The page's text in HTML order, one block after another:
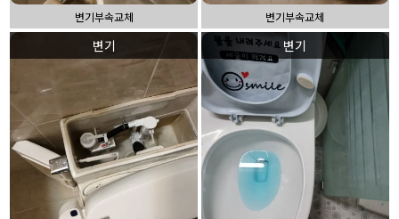
변기부속교체 변기부속교체
변기 변기